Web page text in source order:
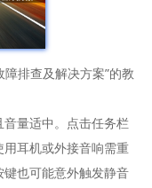
排查及解决方案”的教
量适中。点击任务栏
耳机或外接音响需重
也可能意外触发静音